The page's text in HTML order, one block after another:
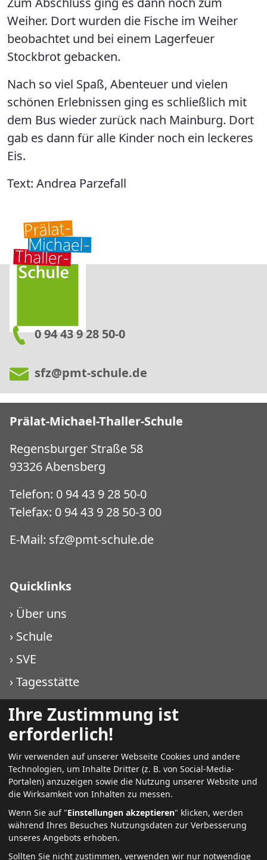
Weiher. Dort wurden die Fische im Weiher
beobachtet und bei einem Lagerfeuer
Stockbrot gebacken.
Nach so viel Spaß, Abenteuer und vielen
schönen Erlebnissen ging es schließlich mit
dem Bus wieder zurück nach Mainburg. Dort
gab es dann für alle Kinder noch ein leckeres
Eis.
Text: Andrea Parzefall
0 94 43 9 28 50-0
sfz@pmt-schule.de
Prälat-Michael-Thaller-Schule
Regensburger Straße 58
93326 Abensberg
Telefon: 0 94 43 9 28 50-0
Telefax: 0 94 43 9 28 50-3 00
E-Mail: sfz@pmt-schule.de
Quicklinks
› Über uns
› Schule
› SVE
›Tagesstätte
›WIKO KJF
› WIKO PMT
Weitere Infos
› Kontakt
›aktuell
›Jobs + Karriere
Ihre Zustimmung ist
erforderlich!
Wir verwenden auf unserer Webseite Cookies und andere
Technologien, um Inhalte Dritter (z. B. von Social-Media-
Portalen) anzuzeigen sowie die Nutzung unserer Website und
die Wirksamkeit von Inhalten zu messen.
Wenn Sie auf "Einstellungen akzeptieren" klicken, werden
während Ihres Besuches Nutzungsdaten zur Verbesserung
unseres Angebots erhoben.
Sollten Sie nicht zustimmen, verwenden wir nur notwendige